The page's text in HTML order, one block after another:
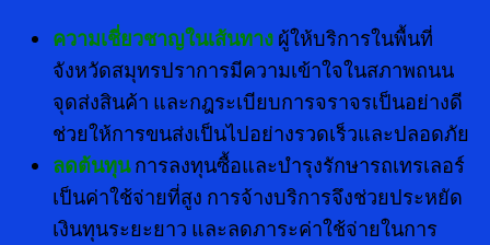
ความเชี่ยวชาญในเส้นทาง ผู้ให้บริการในพื้นที่
จังหวัดสมุทรปราการมีความเข้าใจในสภาพถนน
จุดส่งสินค้า และกฎระเบียบการจราจรเป็นอย่างดี
ช่วยให้การขนส่งเป็นไปอย่างรวดเร็วและปลอดภัย
ลดต้นทุน การลงทุนซื้อและบำรุงรักษารถเทรเลอร์
เป็นค่าใช้จ่ายที่สูง การจ้างบริการจึงช่วยประหยัด
เงินทุนระยะยาว และลดภาระค่าใช้จ่ายในการ